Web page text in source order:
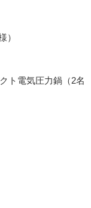
）
ト電気圧力鍋（2名